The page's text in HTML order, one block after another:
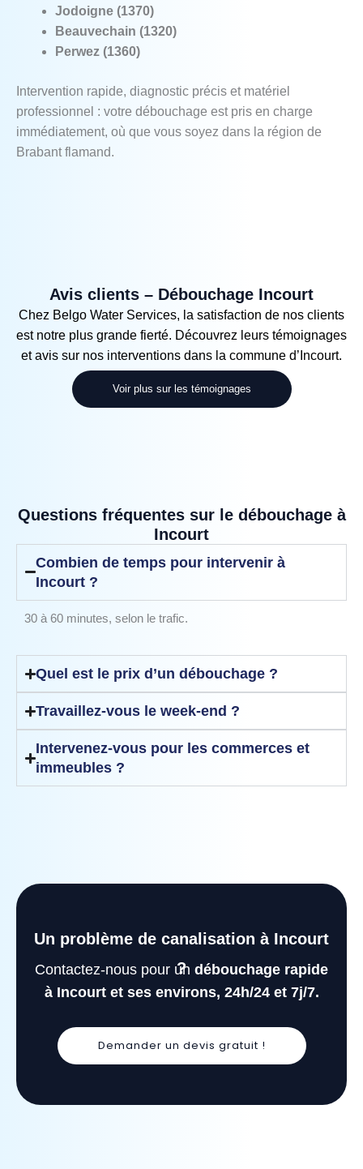
Jodoigne (1370)
Beauvechain (1320)
Perwez (1360)
Intervention rapide, diagnostic précis et matériel
professionnel : votre débouchage est pris en charge
immédiatement, où que vous soyez dans la région de
Brabant flamand.
Avis clients – Débouchage Incourt
Chez Belgo Water Services, la satisfaction de nos clients
est notre plus grande fierté. Découvrez leurs témoignages
et avis sur nos interventions dans la commune d’Incourt.
Voir plus sur les témoignages
Questions fréquentes sur le débouchage à
Incourt
Combien de temps pour intervenir à
Incourt ?
30 à 60 minutes, selon le trafic.
Quel est le prix d’un débouchage ?
Travaillez-vous le week-end ?
Intervenez-vous pour les commerces et
immeubles ?
Un problème de canalisation à Incourt
?
Contactez-nous pour un débouchage rapide
à Incourt et ses environs, 24h/24 et 7j/7.
Demander un devis gratuit !